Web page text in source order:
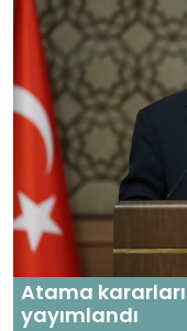
Atama
yayımlandı